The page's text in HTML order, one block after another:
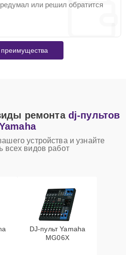
или решил обратится
ремонта dj-пультов
устройства и узнайте
всех видов работ
DJ-пульт Yamaha
MG06X